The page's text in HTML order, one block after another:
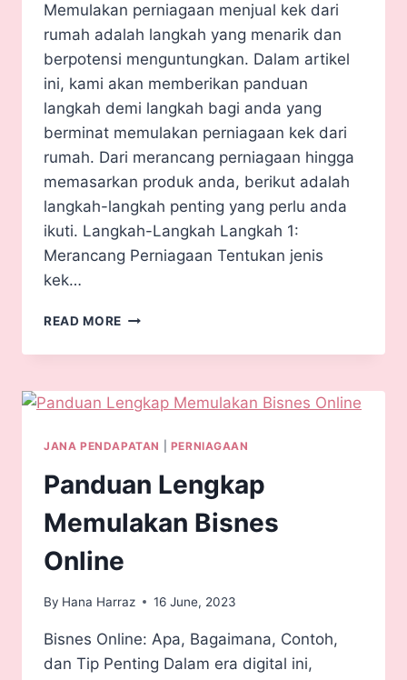
Memulakan perniagaan menjual kek dari
rumah adalah langkah yang menarik dan
berpotensi menguntungkan. Dalam artikel
ini, kami akan memberikan panduan
langkah demi langkah bagi anda yang
berminat memulakan perniagaan kek dari
rumah. Dari merancang perniagaan hingga
memasarkan produk anda, berikut adalah
langkah-langkah penting yang perlu anda
ikuti. Langkah-Langkah Langkah 1:
Merancang Perniagaan Tentukan jenis
kek…
READ MORE
JANA PENDAPATAN PERNIAGAAN
Panduan Lengkap
Memulakan Bisnes
Online
By Hana Harraz 16 June, 2023
Bisnes Online: Apa, Bagaimana, Contoh,
dan Tip Penting Dalam era digital ini,